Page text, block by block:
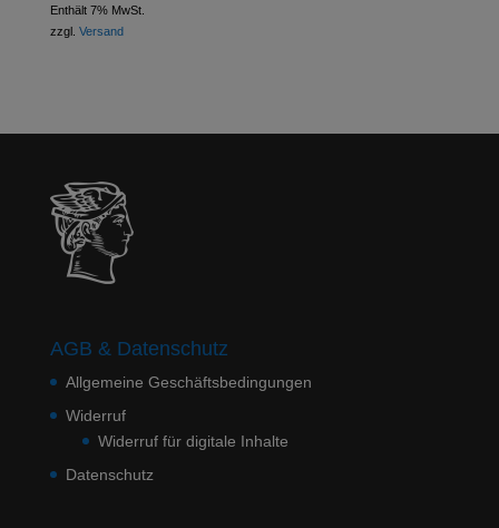
Enthält 7% MwSt.
zzgl. Versand
AGB & Datenschutz
Allgemeine Geschäftsbedingungen
Widerruf
Widerruf für digitale Inhalte
Datenschutz